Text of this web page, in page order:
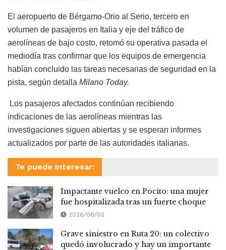
El aeropuerto de Bérgamo-Orio al Serio, tercero en
volumen de pasajeros en Italia y eje del tráfico de
aerolíneas de bajo costo, retomó su operativa pasada el
mediodía tras confirmar que los equipos de emergencia
habían concluido las tareas necesarias de seguridad en la
pista, según detalla Milano Today.
Los pasajeros afectados continúan recibiendo
indicaciones de las aerolíneas mientras las
investigaciones siguen abiertas y se esperan informes
actualizados por parte de las autoridades italianas.
Te puede interesar:
Impactante vuelco en Pocito: una mujer
fue hospitalizada tras un fuerte choque
2026/08/02
Grave siniestro en Ruta 20: un colectivo
quedó involucrado y hay un importante